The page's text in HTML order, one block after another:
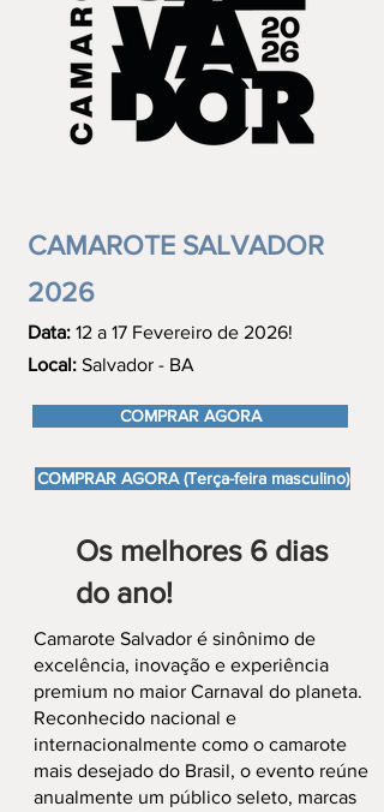
CAMAROTE SALVADOR
2026
Data: 12 a 17 Fevereiro de 2026!
Local: Salvador - BA
COMPRAR AGORA
COMPRAR AGORA (Terça-feira masculino)
Os melhores 6 dias
do ano!
Camarote Salvador é sinônimo de
excelência, inovação e experiência
premium no maior Carnaval do planeta.
Reconhecido nacional e
internacionalmente como o camarote
mais desejado do Brasil, o evento reúne
anualmente um público seleto, marcas